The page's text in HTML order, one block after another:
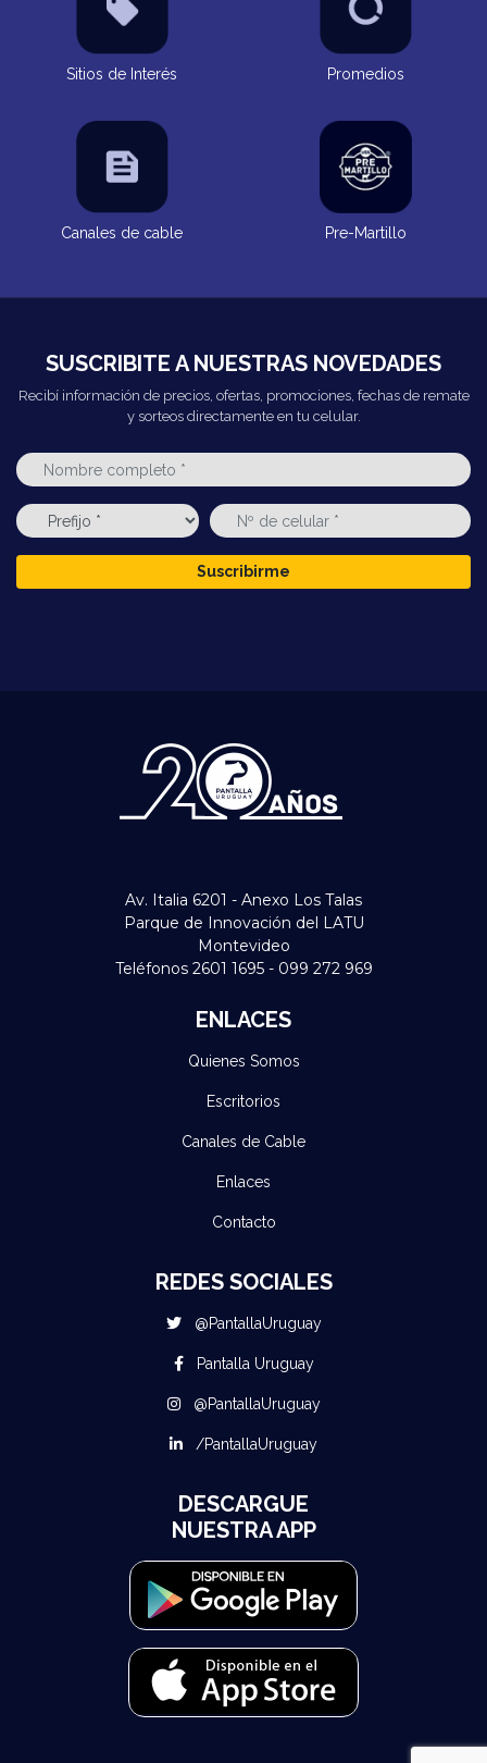
Sitios de Interés Promedios
Canales de cable Pre-Martillo
SUSCRIBITE A NUESTRAS NOVEDADES
Recibí información de precios, ofertas, promociones, fechas de remate
y sorteos directamente en tu celular.
Suscribirme
Av. Italia 6201 - Anexo Los Talas
Parque de Innovación del LATU
Montevideo
Teléfonos 2601 1695 - 099 272 969
ENLACES
Quienes Somos
Escritorios
Canales de Cable
Enlaces
Contacto
REDES SOCIALES
@PantallaUruguay
Pantalla Uruguay
@PantallaUruguay
/PantallaUruguay
DESCARGUE
NUESTRA APP